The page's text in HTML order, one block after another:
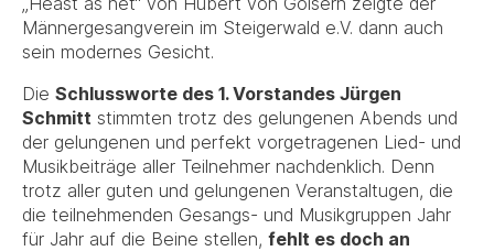
Männergesangverein im Steigerwald e.V. dann auch
sein modernes Gesicht.
Die Schlussworte des 1. Vorstandes Jürgen
Schmitt stimmten trotz des gelungenen Abends und
der gelungenen und perfekt vorgetragenen Lied- und
Musikbeiträge aller Teilnehmer nachdenklich. Denn
trotz aller guten und gelungenen Veranstaltugen, die
die teilnehmenden Gesangs- und Musikgruppen Jahr
für Jahr auf die Beine stellen, fehlt es doch an